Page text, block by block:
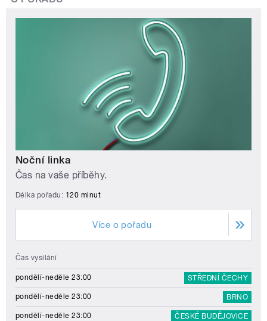
Noční linka
Čas na vaše příběhy.
Délka pořadu: 120 minut
Více o pořadu
Čas vysílání
pondělí-neděle 23:00 STŘEDNÍ ČECHY
pondělí-neděle 23:00 BRNO
pondělí-neděle 23:00 ČESKÉ BUDĚJOVICE